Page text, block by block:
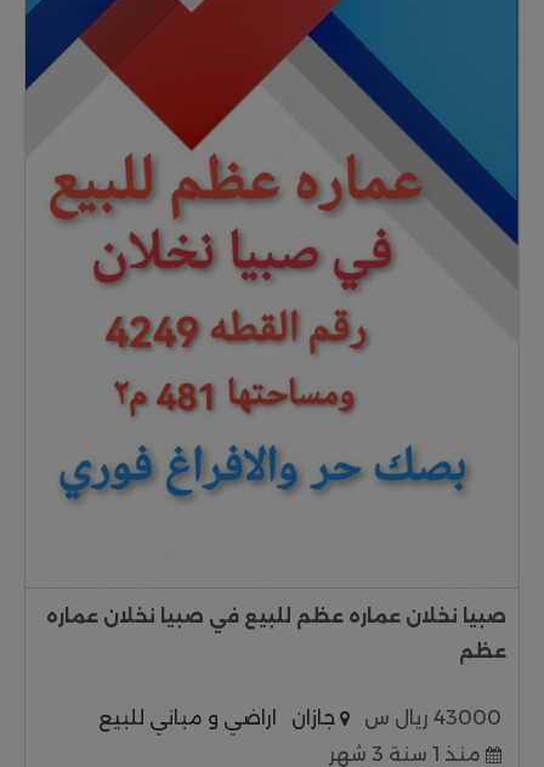
صبيا نخلان عماره عظم للبيع في صبيا نخلان عماره
عظم
43000 ريال س جازان
اراضي و مباني للبيع
منذ 1 سنة 3 شهر